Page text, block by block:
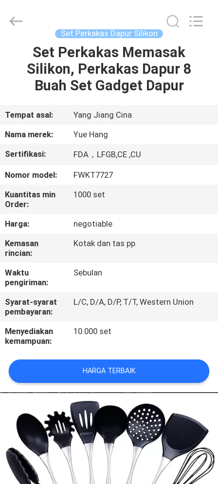
RUMAH
PRODUK
TENTANG
KAMI
TUR
PABRIK
KONTROL
KUALITAS
HUBUNGI
KAMI
PERMINTAAN
PRIVACY
Trading
Co.,Ltd..
Set Perkakas Dapur Silikon
Set Perkakas Memasak
Silikon, Perkakas Dapur 8
Buah Set Gadget Dapur
Tempat asal:
Yang Jiang Cina
Nama merek:
Yue Hang
Sertifikasi:
FDA，LFGB,CE ,CU
Nomor model:
FWKT7727
Kuantitas min
Order:
1000 set
Harga:
negotiable
Kemasan
rincian:
Kotak dan tas pp
Waktu
pengiriman:
Sebulan
Syarat-syarat
pembayaran:
L/C, D/A, D/P, T/T, Western Union
Menyediakan
kemampuan:
10.000 set
HARGA TERBAIK